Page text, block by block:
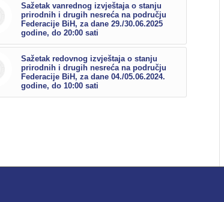
Sažetak vanrednog izvještaja o stanju
prirodnih i drugih nesreća na području
Federacije BiH, za dane 29./30.06.2025
godine, do 20:00 sati
Sažetak redovnog izvještaja o stanju
prirodnih i drugih nesreća na području
Federacije BiH, za dane 04./05.06.2024.
godine, do 10:00 sati